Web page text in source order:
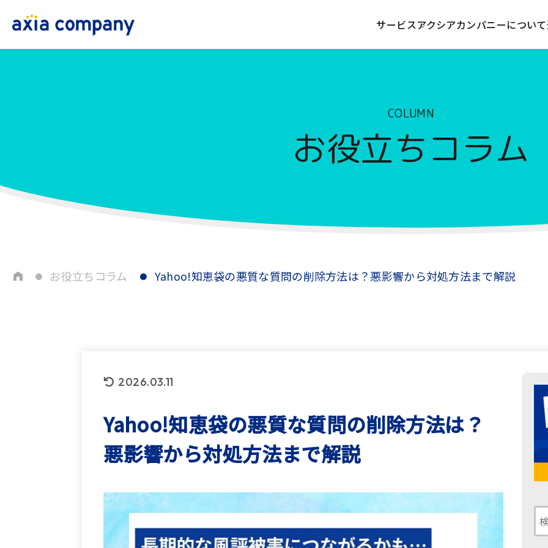
サービスアクシアカンパニーについて
COLUMN
お役立ちコラム
お役立ちコラム Yahoo!知恵袋の悪質な質問の削除方法は？悪影響から対処方法まで解説
2026.03.11
Yahoo!知恵袋の悪質な質問の削除方法は？
悪影響から対処方法まで解説